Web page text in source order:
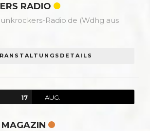
RADIO
Radio.de (Wdhg aus
17 AUG.